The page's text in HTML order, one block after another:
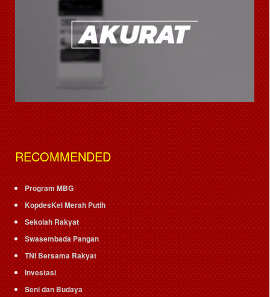
RECOMMENDED
Program MBG
KopdesKel Merah Putih
Sekolah Rakyat
Swasembada Pangan
TNI Bersama Rakyat
Investasi
Seni dan Budaya